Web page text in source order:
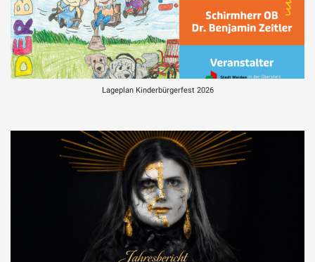
Lageplan Kinderbürgerfest 2026